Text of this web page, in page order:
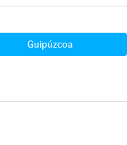
Guipúzcoa